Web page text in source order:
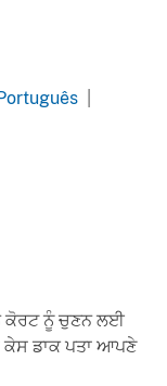
ਕੋਰਟ ਨੂੰ ਚੁਣਨ ਲਈ
ਕੇਸ ਡਾਕ ਪਤਾ ਆਪਣੇ